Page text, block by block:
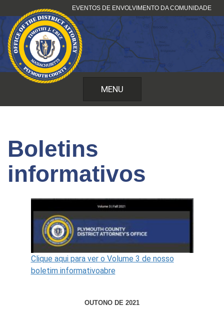
para
o
conteúdo
EVENTOS DE ENVOLVIMENTO DA COMUNIDADE
MENU
Boletins
informativos
Clique aqui para ver o Volume 3 de nosso
boletim informativoabre
OUTONO DE 2021